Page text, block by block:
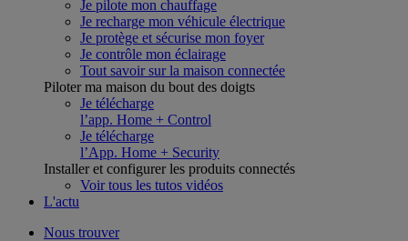
Je pilote mon chauffage
Je recharge mon véhicule électrique
Je protège et sécurise mon foyer
Je contrôle mon éclairage
Tout savoir sur la maison connectée
Piloter ma maison du bout des doigts
Je télécharge
l’app. Home + Control
Je télécharge
l’App. Home + Security
Installer et configurer les produits connectés
Voir tous les tutos vidéos
L'actu
Nous trouver